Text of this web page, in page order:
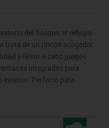
del bosque, el refugio
trata de un rincón acogedor
y llevar a cabo juegos
integradas para
exterior. Perfecto para